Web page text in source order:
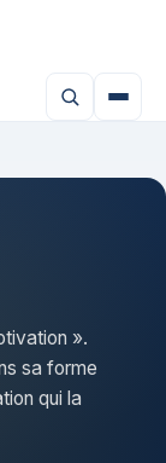
».
sa forme
qui la